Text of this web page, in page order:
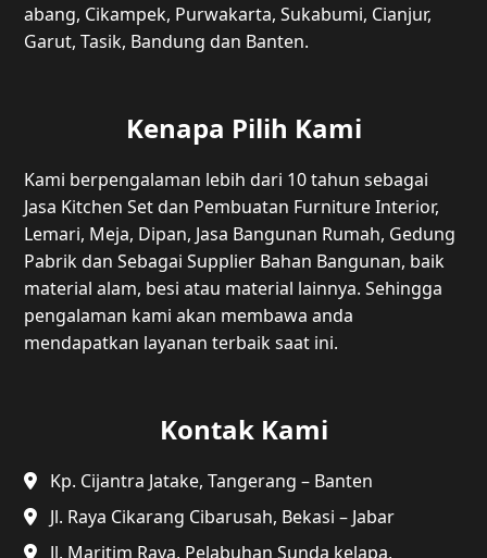
abang, Cikampek, Purwakarta, Sukabumi, Cianjur,
Garut, Tasik, Bandung dan Banten.
Kenapa Pilih Kami
Kami berpengalaman lebih dari 10 tahun sebagai
Jasa Kitchen Set dan Pembuatan Furniture Interior,
Lemari, Meja, Dipan, Jasa Bangunan Rumah, Gedung
Pabrik dan Sebagai Supplier Bahan Bangunan, baik
material alam, besi atau material lainnya. Sehingga
pengalaman kami akan membawa anda
mendapatkan layanan terbaik saat ini.
Kontak Kami
Kp. Cijantra Jatake, Tangerang – Banten
Jl. Raya Cikarang Cibarusah, Bekasi – Jabar
Jl. Maritim Raya, Pelabuhan Sunda kelapa,